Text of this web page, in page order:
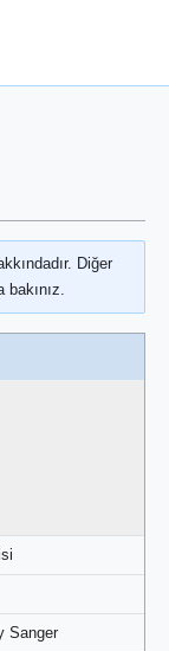
Diğer
bakınız.
Sanger